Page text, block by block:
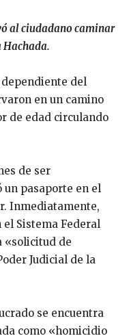
al ciudadano caminar
Hachada.
dependiente del
en un camino
de edad circulando
de ser
pasaporte en el
Inmediatamente,
Sistema Federal
«solicitud de
Judicial de la
se encuentra
como «homicidio